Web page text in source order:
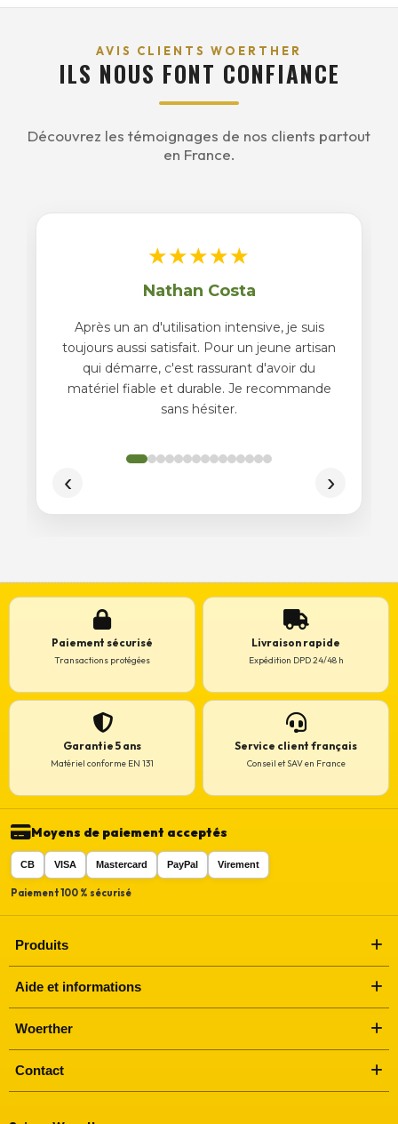
AVIS CLIENTS WOERTHER
ILS NOUS FONT CONFIANCE
Découvrez les témoignages de nos clients partout
en France.
Paiement sécurisé
Transactions protégées
Livraison rapide
Expédition DPD 24/48 h
Garantie 5 ans
Matériel conforme EN 131
Service client français
Conseil et SAV en France
Moyens de paiement acceptés
CB VISA Mastercard PayPal Virement
Paiement 100 % sécurisé
Produits
Aide et informations
Woerther
Contact